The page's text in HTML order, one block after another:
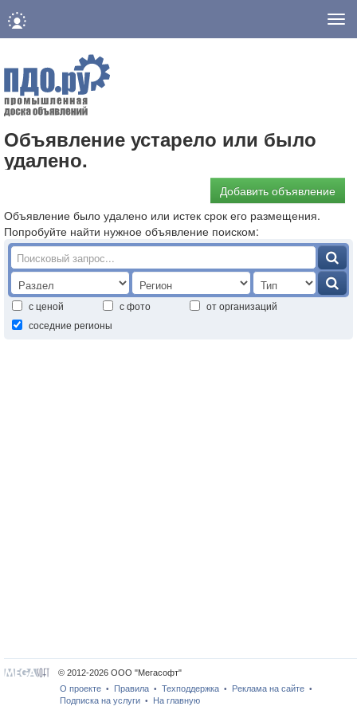
Объявление устарело или было
удалено.
Добавить объявление
Объявление было удалено или истек срок его размещения.
Попробуйте найти нужное объявление поиском:
с ценой с фото
от организаций
соседние регионы
© 2012-2026 ООО "Мегасофт"
О проекте • Правила • Техподдержка • Реклама на сайте •
Подписка на услуги • На главную